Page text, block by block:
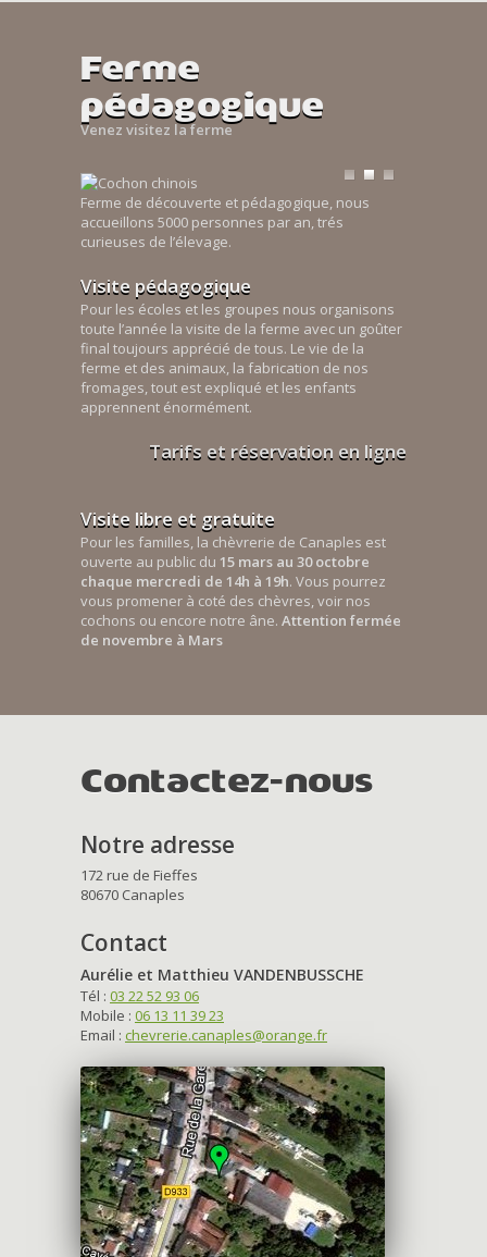
Ferme
pédagogique
Venez visitez la ferme
Ferme de découverte et pédagogique, nous
accueillons 5000 personnes par an, trés
curieuses de l’élevage.
Visite pédagogique
Pour les écoles et les groupes nous organisons
toute l’année la visite de la ferme avec un goûter
final toujours apprécié de tous. Le vie de la
ferme et des animaux, la fabrication de nos
fromages, tout est expliqué et les enfants
apprennent énormément.
Tarifs et réservation en ligne
Visite libre et gratuite
Pour les familles, la chèvrerie de Canaples est
ouverte au public du 15 mars au 30 octobre
chaque mercredi de 14h à 19h. Vous pourrez
vous promener à coté des chèvres, voir nos
cochons ou encore notre âne. Attention fermée
de novembre à Mars
Contactez-nous
Notre adresse
172 rue de Fieffes
80670 Canaples
Contact
Aurélie et Matthieu VANDENBUSSCHE
Tél : 03 22 52 93 06
Mobile : 06 13 11 39 23
Email : chevrerie.canaples@orange.fr